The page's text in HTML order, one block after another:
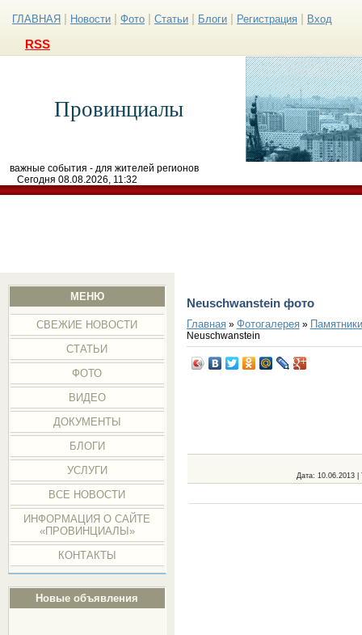
ГЛАВНАЯ Новости Фото Статьи Блоги Регистрация Вход
RSS
Провинциалы
важные события - для жителей регионов
Сегодня 08.08.2026, 11:32
МЕНЮ
СВЕЖИЕ НОВОСТИ
СТАТЬИ
ФОТО
ВИДЕО
ДОКУМЕНТЫ
БЛОГИ
УСЛУГИ
ВСЕ НОВОСТИ
ИНФОРМАЦИЯ О САЙТЕ
«ПРОВИНЦИАЛЫ»
КОНТАКТЫ
Новые объявления
Neuschwanstein фото
Главная» Фотогалерея»
Neuschwanstein
Дата: 10.06.2013 |